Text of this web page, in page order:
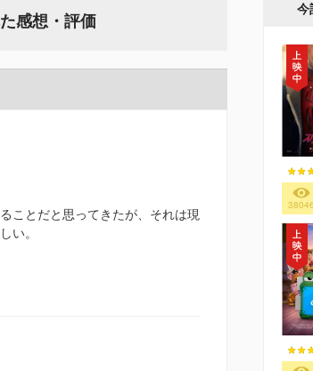
感想・評価
ことだと思ってきたが、それは現
い。
今
38046